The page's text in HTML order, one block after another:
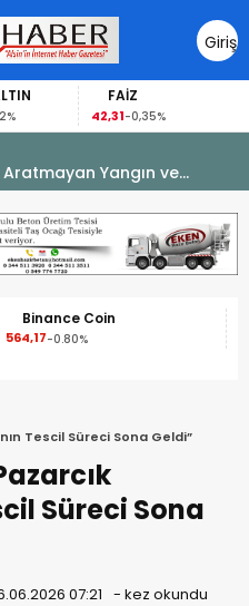
Giriş
Yap
FAİZ
42,31-0,35%
Yangın ve
Binance Coin
564,17-0.80%
Tescil Süreci Sona Geldi”
Süreci Sona
07:21 - kez okundu